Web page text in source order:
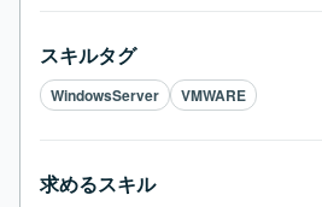
スキルタグ
WindowsServer VMWARE
求めるスキル